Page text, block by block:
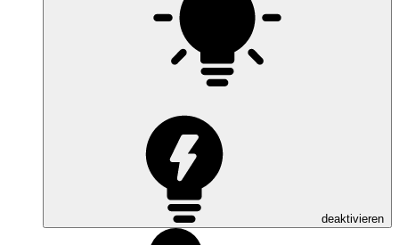
deaktivieren